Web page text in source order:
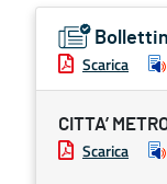
Scarica
CITTA’
Scarica